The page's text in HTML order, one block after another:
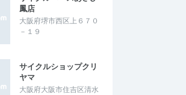
鳳店
大阪府堺市西区上６７０
－１９
サイクルショップクリ
ヤマ
大阪府大阪市住吉区清水